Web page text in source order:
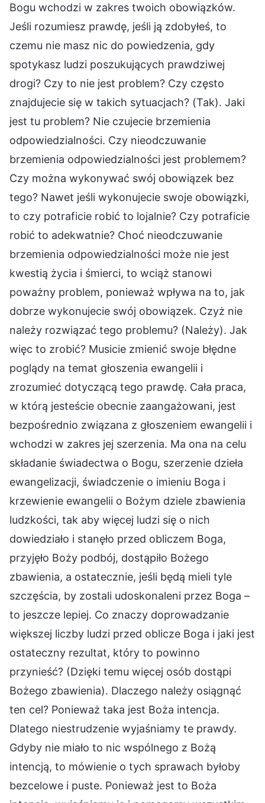
Bogu wchodzi w zakres twoich obowiązków.
Jeśli rozumiesz prawdę, jeśli ją zdobyłeś, to
czemu nie masz nic do powiedzenia, gdy
spotykasz ludzi poszukujących prawdziwej
drogi? Czy to nie jest problem? Czy często
znajdujecie się w takich sytuacjach? (Tak). Jaki
jest tu problem? Nie czujecie brzemienia
odpowiedzialności. Czy nieodczuwanie
brzemienia odpowiedzialności jest problemem?
Czy można wykonywać swój obowiązek bez
tego? Nawet jeśli wykonujecie swoje obowiązki,
to czy potraficie robić to lojalnie? Czy potraficie
robić to adekwatnie? Choć nieodczuwanie
brzemienia odpowiedzialności może nie jest
kwestią życia i śmierci, to wciąż stanowi
poważny problem, ponieważ wpływa na to, jak
dobrze wykonujecie swój obowiązek. Czyż nie
należy rozwiązać tego problemu? (Należy). Jak
więc to zrobić? Musicie zmienić swoje błędne
poglądy na temat głoszenia ewangelii i
zrozumieć dotyczącą tego prawdę. Cała praca,
w którą jesteście obecnie zaangażowani, jest
bezpośrednio związana z głoszeniem ewangelii i
wchodzi w zakres jej szerzenia. Ma ona na celu
składanie świadectwa o Bogu, szerzenie dzieła
ewangelizacji, świadczenie o imieniu Boga i
krzewienie ewangelii o Bożym dziele zbawienia
ludzkości, tak aby więcej ludzi się o nich
dowiedziało i stanęło przed obliczem Boga,
przyjęło Boży podbój, dostąpiło Bożego
zbawienia, a ostatecznie, jeśli będą mieli tyle
szczęścia, by zostali udoskonaleni przez Boga –
to jeszcze lepiej. Co znaczy doprowadzanie
większej liczby ludzi przed oblicze Boga i jaki jest
ostateczny rezultat, który to powinno
przynieść? (Dzięki temu więcej osób dostąpi
Bożego zbawienia). Dlaczego należy osiągnąć
ten cel? Ponieważ taka jest Boża intencja.
Dlatego niestrudzenie wyjaśniamy te prawdy.
Gdyby nie miało to nic wspólnego z Bożą
intencją, to mówienie o tych sprawach byłoby
bezcelowe i puste. Ponieważ jest to Boża